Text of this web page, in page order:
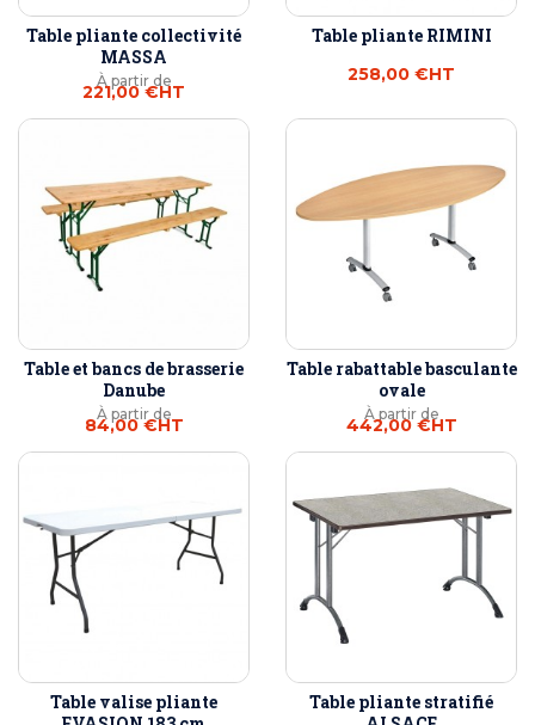
Table pliante collectivité
MASSA
À partir de
221,00 €HT
Table pliante RIMINI
258,00 €HT
Table et bancs de brasserie
Danube
À partir de
84,00 €HT
Table rabattable basculante
ovale
À partir de
442,00 €HT
Table valise pliante
Table pliante stratifié